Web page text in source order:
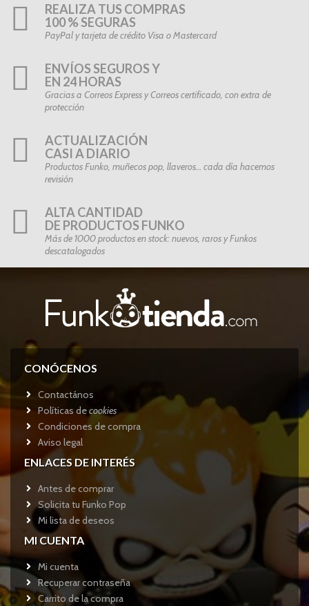
REALIZA TUS COMPRAS
100 % SEGURAS
PayPal y tarjeta de crédito Visa o Mastercard
ENVÍOS SEGUROS Y
EN 24 HORAS
Gracias a Correos Express y Correos certificado, con extra de
protección
ACTUALIZACIÓN
CASI A DIARIO
Productos Funko, muñecos pop, llaveros… cada día hacemos
revisión
ALTA CANTIDAD
DE PRODUCTOS FUNKO
Más de 1000 productos en stock: nuevos, raros y Funkos
descatalogados
CONÓCENOS
Contactános
Políticas decookies
Condiciones de compra
Aviso legal
ENLACES DE INTERÉS
Antes de comprar
Solicita tu Funko Pop
Mi lista de deseos
MI CUENTA
Mi cuenta
Recuperar contraseña
Carrito de la compra